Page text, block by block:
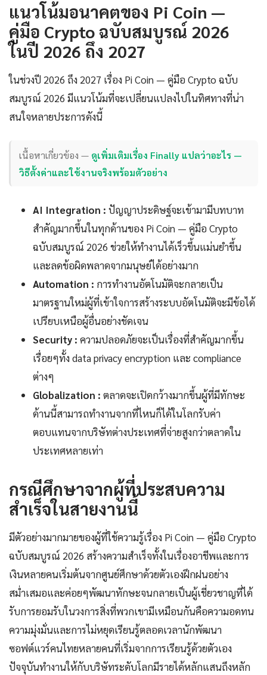
แนวโน้มอนาคตของ Pi Coin —
คู่มือ Crypto ฉบับสมบูรณ์ 2026
ในปี 2026 ถึง 2027
ในช่วงปี 2026 ถึง 2027 เรื่อง Pi Coin — คู่มือ Crypto ฉบับ
สมบูรณ์ 2026 มีแนวโน้มที่จะเปลี่ยนแปลงไปในทิศทางที่น่า
สนใจหลายประการดังนี้
เนื้อหาเกี่ยวข้อง — ดูเพิ่มเติมเรื่อง Finally แปลว่าอะไร —
วิธีตั้งค่าและใช้งานจริงพร้อมตัวอย่าง
AI Integration : ปัญญาประดิษฐ์จะเข้ามามีบทบาท
สำคัญมากขึ้นในทุกด้านของ Pi Coin — คู่มือ Crypto
ฉบับสมบูรณ์ 2026 ช่วยให้ทำงานได้เร็วขึ้นแม่นยำขึ้น
และลดข้อผิดพลาดจากมนุษย์ได้อย่างมาก
Automation : การทำงานอัตโนมัติจะกลายเป็น
มาตรฐานใหม่ผู้ที่เข้าใจการสร้างระบบอัตโนมัติจะมีข้อได้
เปรียบเหนือผู้อื่นอย่างชัดเจน
Security : ความปลอดภัยจะเป็นเรื่องที่สำคัญมากขึ้น
เรื่อยๆทั้ง data privacy encryption และ compliance
ต่างๆ
Globalization : ตลาดจะเปิดกว้างมากขึ้นผู้ที่มีทักษะ
ด้านนี้สามารถทำงานจากที่ไหนก็ได้ในโลกรับค่า
ตอบแทนจากบริษัทต่างประเทศที่จ่ายสูงกว่าตลาดใน
ประเทศหลายเท่า
กรณีศึกษาจากผู้ที่ประสบความ
สำเร็จในสายงานนี้
มีตัวอย่างมากมายของผู้ที่ใช้ความรู้เรื่อง Pi Coin — คู่มือ Crypto
ฉบับสมบูรณ์ 2026 สร้างความสำเร็จทั้งในเรื่องอาชีพและการ
เงินหลายคนเริ่มต้นจากศูนย์ศึกษาด้วยตัวเองฝึกฝนอย่าง
สม่ำเสมอและค่อยๆพัฒนาทักษะจนกลายเป็นผู้เชี่ยวชาญที่ได้
รับการยอมรับในวงการสิ่งที่พวกเขามีเหมือนกันคือความอดทน
ความมุ่งมั่นและการไม่หยุดเรียนรู้ตลอดเวลานักพัฒนา
ซอฟต์แวร์คนไทยหลายคนที่เริ่มจากการเรียนรู้ด้วยตัวเอง
ปัจจุบันทำงานให้กับบริษัทระดับโลกมีรายได้หลักแสนถึงหลัก